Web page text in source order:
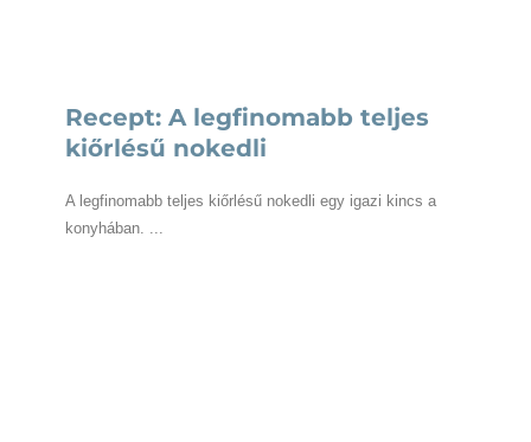
Recept: A legfinomabb teljes
kiőrlésű nokedli
A legfinomabb teljes kiőrlésű nokedli egy igazi kincs a
konyhában. ...